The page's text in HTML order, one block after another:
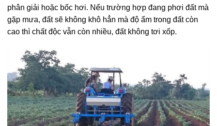
phân giải hoặc bốc hơi. Nếu trường hợp đang phơi đất mà
gặp mưa, đất sẽ không khô hẳn mà độ ẩm trong đất còn
cao thì chất độc vẫn còn nhiều, đất không tơi xốp.